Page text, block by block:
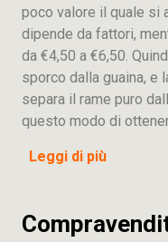
poco valore il quale si
dipende da fattori,
da €4,50 a €6,50.
sporco dalla guaina, e
separa il rame puro
questo modo di
Leggi di più